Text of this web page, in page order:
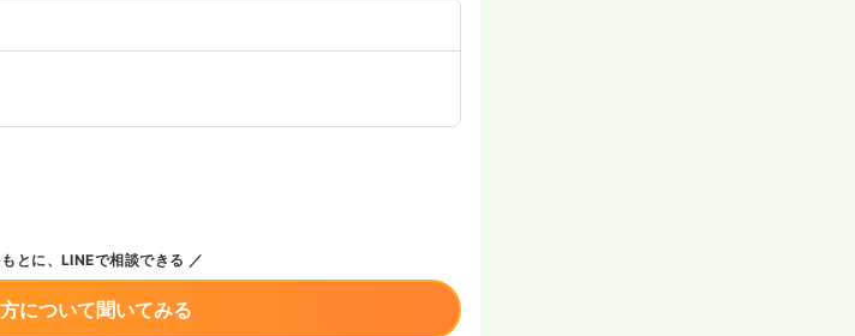
とに、LINEで相談できる
について聞いてみる